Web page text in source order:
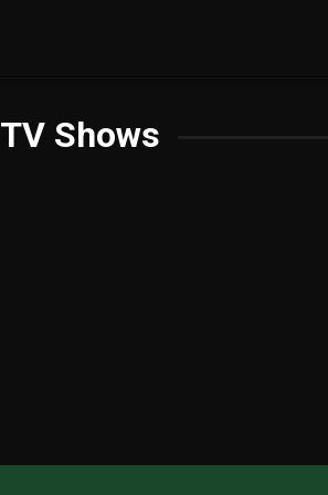
TV Shows